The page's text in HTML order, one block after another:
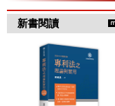
新書閱讀